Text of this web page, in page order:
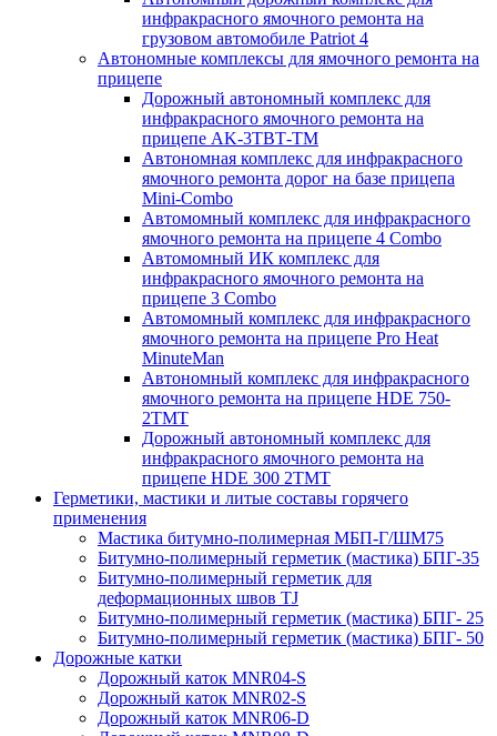
инфракрасного ямочного ремонта на
грузовом автомобиле Patriot 4
Автономные комплексы для ямочного ремонта на
прицепе
Дорожный автономный комплекс для
инфракрасного ямочного ремонта на
прицепе AK-3ТВТ-ТМ
Автономная комплекс для инфракрасного
ямочного ремонта дорог на базе прицепа
Mini-Combo
Автомомный комплекс для инфракрасного
ямочного ремонта на прицепе 4 Combo
Автомомный ИК комплекс для
инфракрасного ямочного ремонта на
прицепе 3 Combo
Автомомный комплекс для инфракрасного
ямочного ремонта на прицепе Pro Heat
MinuteMan
Автономный комплекс для инфракрасного
ямочного ремонта на прицепе HDE 750-
2TMT
Дорожный автономный комплекс для
инфракрасного ямочного ремонта на
прицепе HDE 300 2TMT
Герметики, мастики и литые составы горячего
применения
Мастика битумно-полимерная МБП-Г/ШМ75
Битумно-полимерный герметик (мастика) БПГ-35
Битумно-полимерный герметик для
деформационных швов TJ
Битумно-полимерный герметик (мастика) БПГ- 25
Битумно-полимерный герметик (мастика) БПГ- 50
Дорожные катки
Дорожный каток MNR04-S
Дорожный каток MNR02-S
Дорожный каток MNR06-D